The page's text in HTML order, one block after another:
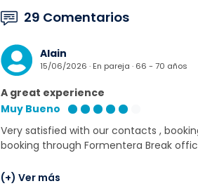
29 Comentarios
Alain
15/06/2026 · En pareja · 66 - 70 años
A great experience
Muy Bueno
Very satisfied with our contacts ,
booking through Formentera Break
(+) Ver más